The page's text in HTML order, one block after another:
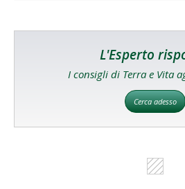
L'Esperto
I consigli di Terra e Vita
Cerca adesso